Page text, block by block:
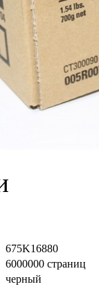
675K16880
6000000 страниц
черный